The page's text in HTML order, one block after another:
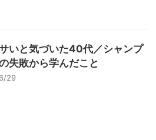
いと気づいた40代／シャンプ
失敗から学んだこと
29